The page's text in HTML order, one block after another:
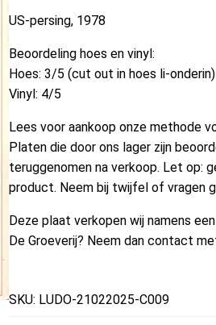
US-persing, 1978
Beoordeling hoes en vinyl:
Hoes: 3/5 (cut out in hoes li-onderin)
Vinyl: 4/5
Lees voor aankoop onze methode
Platen die door ons lager zijn
teruggenomen na verkoop. Let op:
product. Neem bij twijfel of vragen
Deze plaat verkopen wij namens
De Groeverij? Neem dan contact
SKU: LUDO-21022025-C009